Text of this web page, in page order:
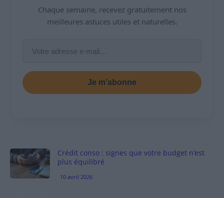
Chaque semaine, recevez gratuitement nos
meilleures astuces utiles et naturelles.
Je m’abonne
Crédit conso : signes que votre budget n’est
plus équilibré
10 avril 2026